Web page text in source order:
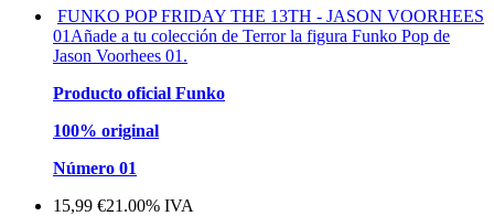
FUNKO POP FRIDAY THE 13TH - JASON VOORHEES
01 Añade a tu colección de Terror la figura Funko Pop de
Jason Voorhees 01.
Producto oficial Funko
100% original
Número 01
15,99 €21.00% IVA